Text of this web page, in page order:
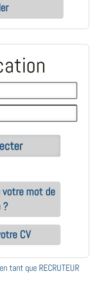
votre mot de
?
CV
tant que RECRUTEUR